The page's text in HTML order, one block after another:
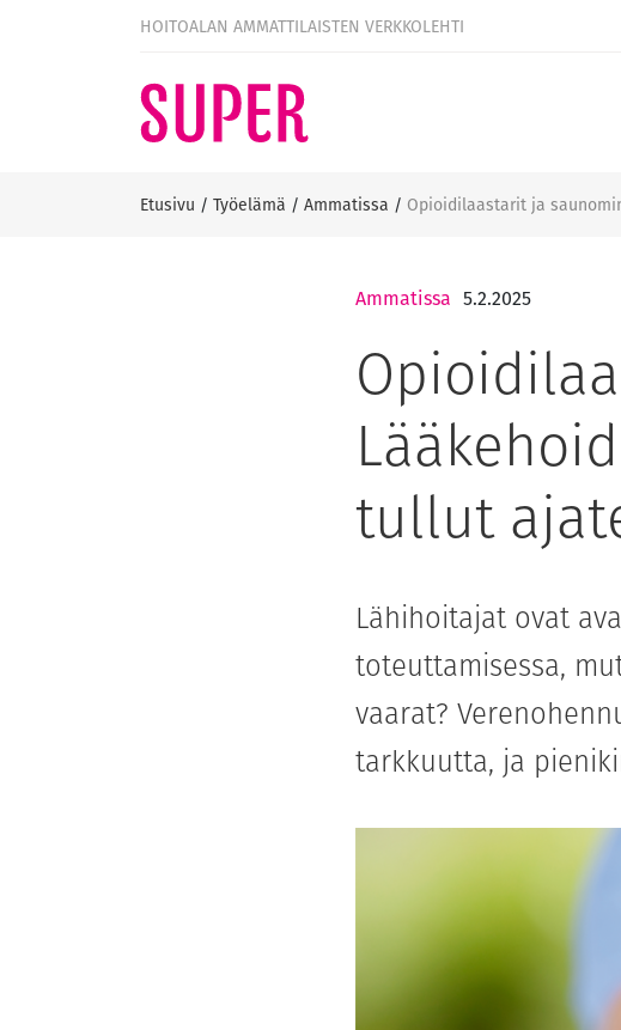
HOITOALAN AMMATTILAISTEN VERKKOLEHTI
Etusivu / Työelämä / Ammatissa / Opioidilaastarit ja
Ammatissa 5.2.2025
tullut
Lähihoitajat ovat
toteuttamisessa,
vaarat?
tarkkuutta, ja